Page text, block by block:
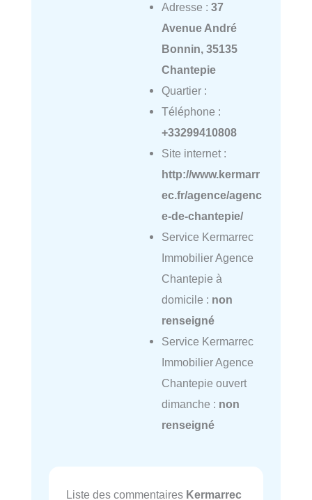
Adresse : 37
Avenue André
Bonnin, 35135
Chantepie
Quartier :
Téléphone :
+33299410808
Site internet :
http://www.kermarr
ec.fr/agence/agenc
e-de-chantepie/
Service Kermarrec
Immobilier Agence
Chantepie à
domicile : non
renseigné
Service Kermarrec
Immobilier Agence
Chantepie ouvert
dimanche : non
renseigné
Liste des commentaires Kermarrec